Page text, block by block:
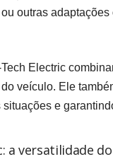
outras
Electric
veículo. Ele
e
a versatilidade